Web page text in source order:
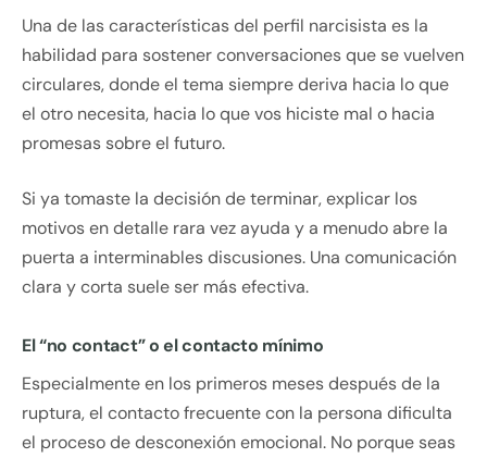
Una de las características del perfil narcisista es la
habilidad para sostener conversaciones que se vuelven
circulares, donde el tema siempre deriva hacia lo que
el otro necesita, hacia lo que vos hiciste mal o hacia
promesas sobre el futuro.
Si ya tomaste la decisión de terminar, explicar los
motivos en detalle rara vez ayuda y a menudo abre la
puerta a interminables discusiones. Una comunicación
clara y corta suele ser más efectiva.
El “no contact” o el contacto mínimo
Especialmente en los primeros meses después de la
ruptura, el contacto frecuente con la persona dificulta
el proceso de desconexión emocional. No porque seas